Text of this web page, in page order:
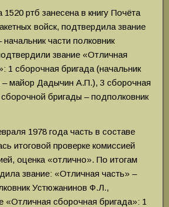
ртб занесена в книгу Почёта
войск, подтвердила звание
части полковник
звание «Отличная
1 сборочная бригада (начальник
– майор Дадычин А.П.), 3 сборочная
бригады – подполковник
1978 года часть в составе
итоговой проверке комиссией
оценка «отлично». По итогам
звание: «Отличная часть» –
Устюжанинов Ф.Л.,
«Отличная сборочная бригада»: 1